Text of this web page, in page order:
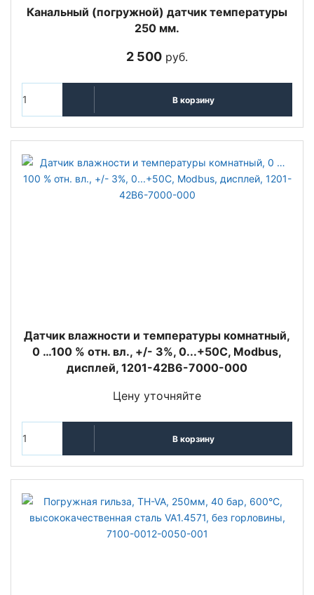
Канальный (погружной) датчик температуры
250 мм.
2 500 руб.
В корзину
Датчик влажности и температуры комнатный,
0 …100 % отн. вл., +/- 3%, 0...+50C, Modbus,
дисплей, 1201-42B6-7000-000
Цену уточняйте
В корзину